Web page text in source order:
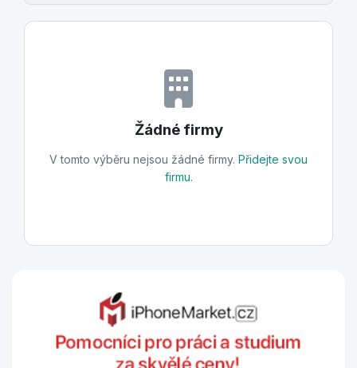
Žádné firmy
V tomto výběru nejsou žádné firmy. Přidejte svou
firmu.